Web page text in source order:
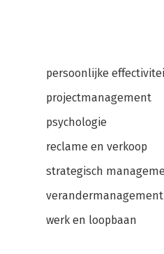
persoonlijke
projectmanagement
psychologie
reclame en verkoop
strategisch
verandermanagement
werk en loopbaan